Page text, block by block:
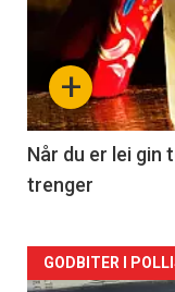
akkurat
nå
-
2
+
Når du er lei gin
trenger
Forsiden
GODBITER I